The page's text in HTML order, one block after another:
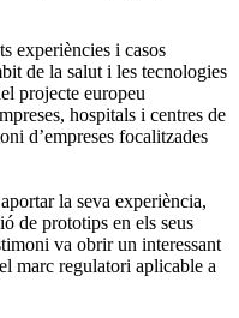
experiències i casos
de la salut i les tecnologies
projecte europeu
hospitals i centres de
d’empreses focalitzades
la seva experiència,
de prototips en els seus
va obrir un interessant
marc regulatori aplicable a